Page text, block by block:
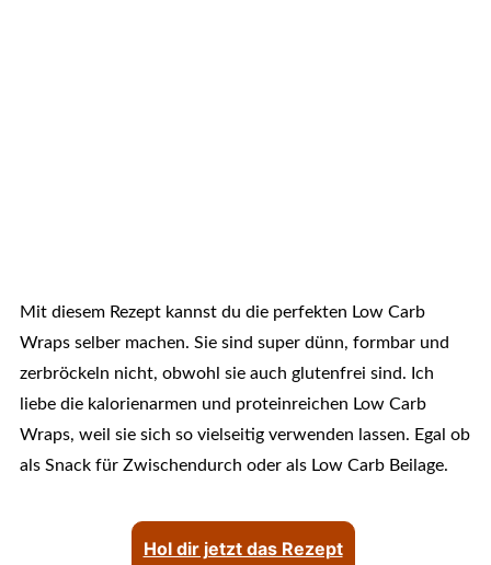
Mit diesem Rezept kannst du die perfekten Low Carb
Wraps selber machen. Sie sind super dünn, formbar und
zerbröckeln nicht, obwohl sie auch glutenfrei sind. Ich
liebe die kalorienarmen und proteinreichen Low Carb
Wraps, weil sie sich so vielseitig verwenden lassen. Egal ob
als Snack für Zwischendurch oder als Low Carb Beilage.
Hol dir jetzt das Rezept